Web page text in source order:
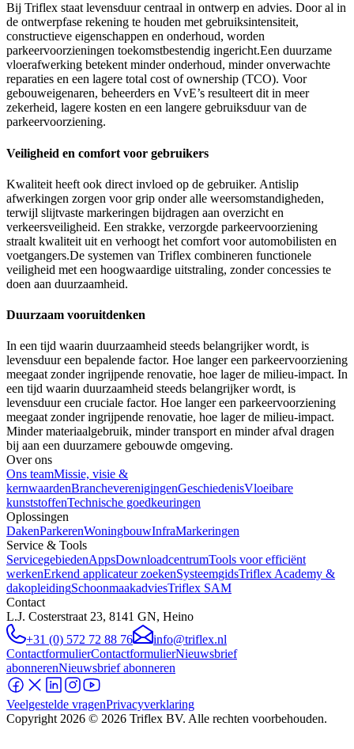
Bij Triflex staat levensduur centraal in ontwerp en advies. Door al in
de ontwerpfase rekening te houden met gebruiksintensiteit,
constructieve eigenschappen en onderhoud, worden
parkeervoorzieningen toekomstbestendig ingericht.Een duurzame
vloerafwerking betekent minder onderhoud, minder onverwachte
reparaties en een lagere total cost of ownership (TCO). Voor
gebouweigenaren, beheerders en VvE’s resulteert dit in meer
zekerheid, lagere kosten en een langere gebruiksduur van de
parkeervoorziening.
Veiligheid en comfort voor gebruikers
Kwaliteit heeft ook direct invloed op de gebruiker. Antislip
afwerkingen zorgen voor grip onder alle weersomstandigheden,
terwijl slijtvaste markeringen bijdragen aan overzicht en
verkeersveiligheid. Een strakke, verzorgde parkeervoorziening
straalt kwaliteit uit en verhoogt het comfort voor automobilisten en
voetgangers.De systemen van Triflex combineren functionele
veiligheid met een hoogwaardige uitstraling, zonder concessies te
doen aan duurzaamheid.
Duurzaam vooruitdenken
In een tijd waarin duurzaamheid steeds belangrijker wordt, is
levensduur een bepalende factor. Hoe langer een parkeervoorziening
meegaat zonder ingrijpende renovatie, hoe lager de milieu-impact. In
een tijd waarin duurzaamheid steeds belangrijker wordt, is
levensduur een cruciale factor. Hoe langer een parkeervoorziening
meegaat zonder ingrijpende renovatie, hoe lager de milieu-impact.
Minder materiaalgebruik, minder transport en minder afval dragen
bij aan een duurzamere gebouwde omgeving.
Over ons
Ons teamMissie, visie &
kernwaardenBrancheverenigingenGeschiedenisVloeibare
kunststoffenTechnische goedkeuringen
Oplossingen
DakenParkerenWoningbouwInfraMarkeringen
Service & Tools
ServicegebiedenAppsDownloadcentrumTools voor efficiënt
werkenErkend applicateur zoekenSysteemgidsTriflex Academy &
dakopleidingSchoonmaakadviesTriflex SAM
Contact
L.J. Costerstraat 23, 8141 GN, Heino
+31 (0) 572 72 88 76
info@triflex.nl
ContactformulierContactformulierNieuwsbrief
abonnerenNieuwsbrief abonneren
Veelgestelde vragenPrivacyverklaring
Copyright 2026 © 2026 Triflex BV. Alle rechten voorbehouden.